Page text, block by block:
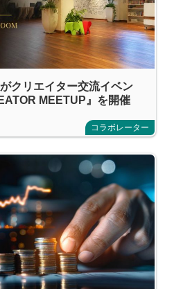
クリエイター交流イベン
MEETUP』を開催
コラボレーター